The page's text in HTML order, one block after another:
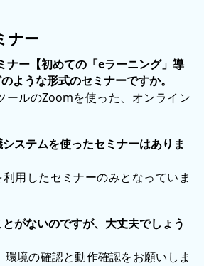
ナー
ナー【初めての「eラーニング」導
ような形式のセミナーですか。
ールのZoomを使った、オンライン
ステムを使ったセミナーはありま
用したセミナーのみとなっていま
がないのですが、大丈夫でしょう
環境の確認と動作確認をお願いしま